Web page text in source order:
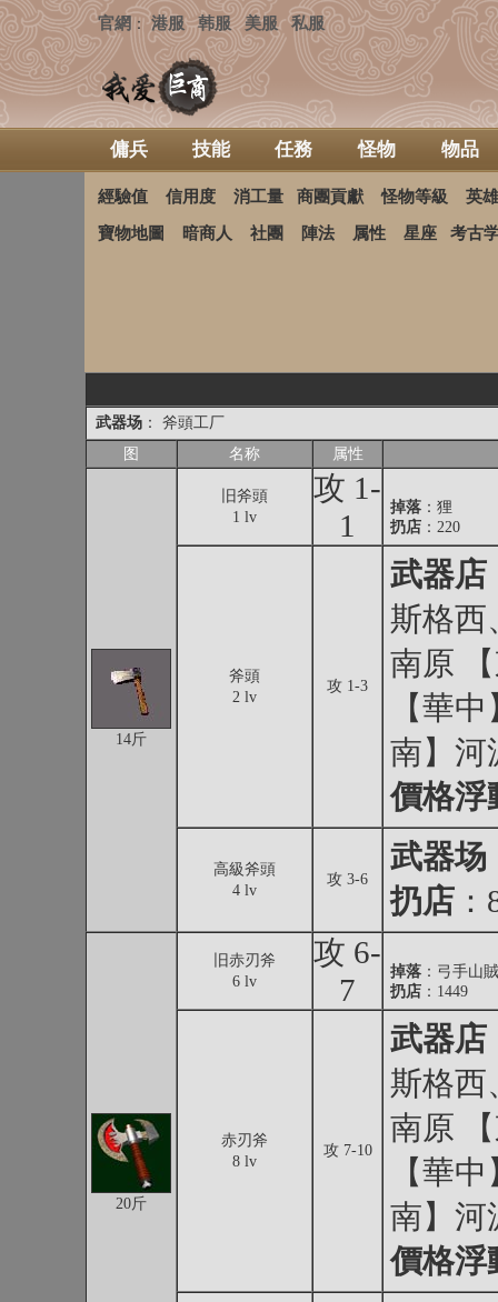
官網 ：港服 韩服 美服 私服
傭兵 技能 任務 怪物 物品
經驗值 信用度 消工量 商團貢獻 怪物等級 英
寶物地圖 暗商人 社團 陣法 属性 星座 考古
武器场 ： 斧頭工厂
图
名称 属性
14斤
旧斧頭
1 lv
攻 1-
1
掉落 ： 狸
扔店 ：220
斧頭
2 lv
攻 1-3
武器店
斯格西
南原
【華
南】河
價格浮
高級斧頭
4 lv
攻 3-6
武器场
扔店
20斤
旧赤刃斧
6 lv
攻 6-
7
掉落 ： 弓手山賊
扔店 ：1449
赤刃斧
8 lv
攻 7-10
武器店
斯格西
南原
【華
南】河
價格浮